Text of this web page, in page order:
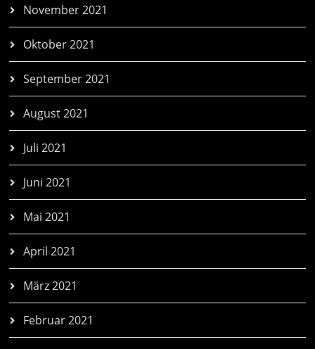
November 2021
Oktober 2021
September 2021
August 2021
Juli 2021
Juni 2021
Mai 2021
April 2021
März 2021
Februar 2021